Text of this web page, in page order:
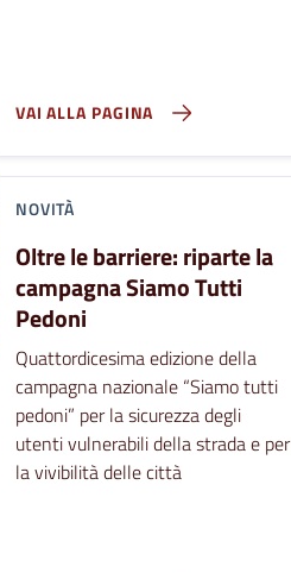
VAI ALLA PAGINA
NOVITÀ
Oltre le barriere: riparte la
campagna Siamo Tutti
Pedoni
Quattordicesima edizione della
campagna nazionale “Siamo tutti
pedoni” per la sicurezza degli
utenti vulnerabili della strada e per
la vivibilità delle città